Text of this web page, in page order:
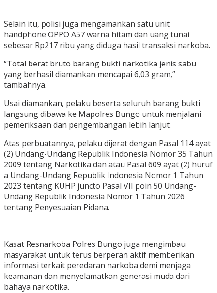
Selain itu, polisi juga mengamankan satu unit
handphone OPPO A57 warna hitam dan uang tunai
sebesar Rp217 ribu yang diduga hasil transaksi narkoba.
“Total berat bruto barang bukti narkotika jenis sabu
yang berhasil diamankan mencapai 6,03 gram,”
tambahnya.
Usai diamankan, pelaku beserta seluruh barang bukti
langsung dibawa ke Mapolres Bungo untuk menjalani
pemeriksaan dan pengembangan lebih lanjut.
Atas perbuatannya, pelaku dijerat dengan Pasal 114 ayat
(2) Undang-Undang Republik Indonesia Nomor 35 Tahun
2009 tentang Narkotika dan atau Pasal 609 ayat (2) huruf
a Undang-Undang Republik Indonesia Nomor 1 Tahun
2023 tentang KUHP juncto Pasal VII poin 50 Undang-
Undang Republik Indonesia Nomor 1 Tahun 2026
tentang Penyesuaian Pidana.
Kasat Resnarkoba Polres Bungo juga mengimbau
masyarakat untuk terus berperan aktif memberikan
informasi terkait peredaran narkoba demi menjaga
keamanan dan menyelamatkan generasi muda dari
bahaya narkotika.